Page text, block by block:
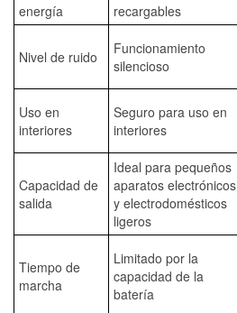
energía
recargables
Nivel de ruido
Funcionamiento
silencioso
Uso en
interiores
Seguro para uso en
interiores
Capacidad de
salida
Ideal para pequeños
aparatos electrónicos
y electrodomésticos
ligeros
Tiempo de
marcha
Limitado por la
capacidad de la
batería